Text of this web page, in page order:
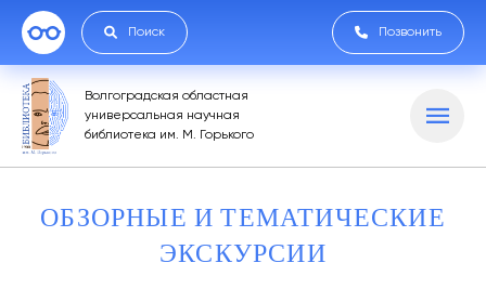
Поиск Позвонить
Волгоградская областная
универсальная научная
библиотека им. М. Горького
ОБЗОРНЫЕ И ТЕМАТИЧЕСКИЕ
ЭКСКУРСИИ